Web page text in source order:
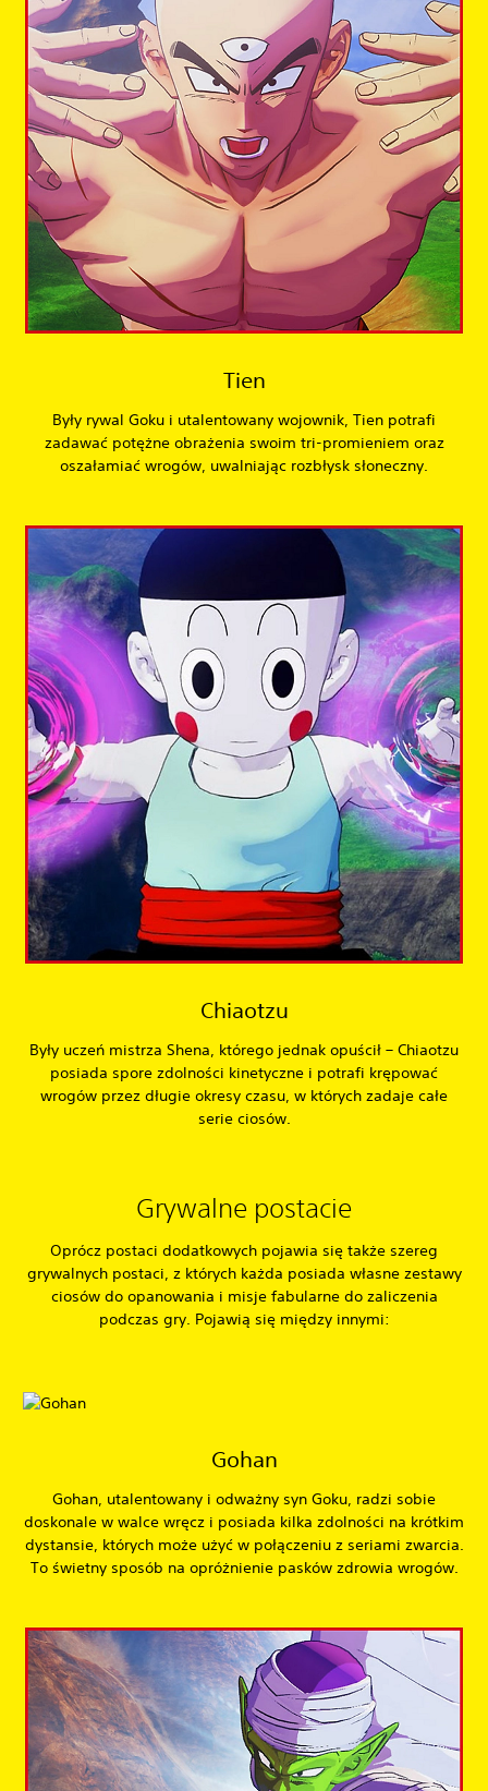
Tien
Były rywal Goku i utalentowany wojownik, Tien potrafi
zadawać potężne obrażenia swoim tri-promieniem oraz
oszałamiać wrogów, uwalniając rozbłysk słoneczny.
Chiaotzu
Były uczeń mistrza Shena, którego jednak opuścił – Chiaotzu
posiada spore zdolności kinetyczne i potrafi krępować
wrogów przez długie okresy czasu, w których zadaje całe
serie ciosów.
Grywalne postacie
Oprócz postaci dodatkowych pojawia się także szereg
grywalnych postaci, z których każda posiada własne zestawy
ciosów do opanowania i misje fabularne do zaliczenia
podczas gry. Pojawią się między innymi:
Gohan
Gohan, utalentowany i odważny syn Goku, radzi sobie
doskonale w walce wręcz i posiada kilka zdolności na krótkim
dystansie, których może użyć w połączeniu z seriami zwarcia.
To świetny sposób na opróżnienie pasków zdrowia wrogów.